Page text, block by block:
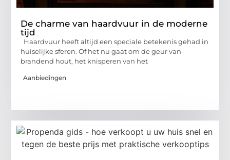
De charme van haardvuur in de moderne
tijd
Haardvuur heeft altijd een speciale betekenis gehad in
huiselijke sferen. Of het nu gaat om de geur van
brandend hout, het knisperen van het
Aanbiedingen